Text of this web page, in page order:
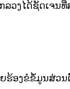
ວງ​ໄດ້​ຊັດເຈ
ອງ​ຂໍ​ຂໍ້​ມູນ​ສ່ວ